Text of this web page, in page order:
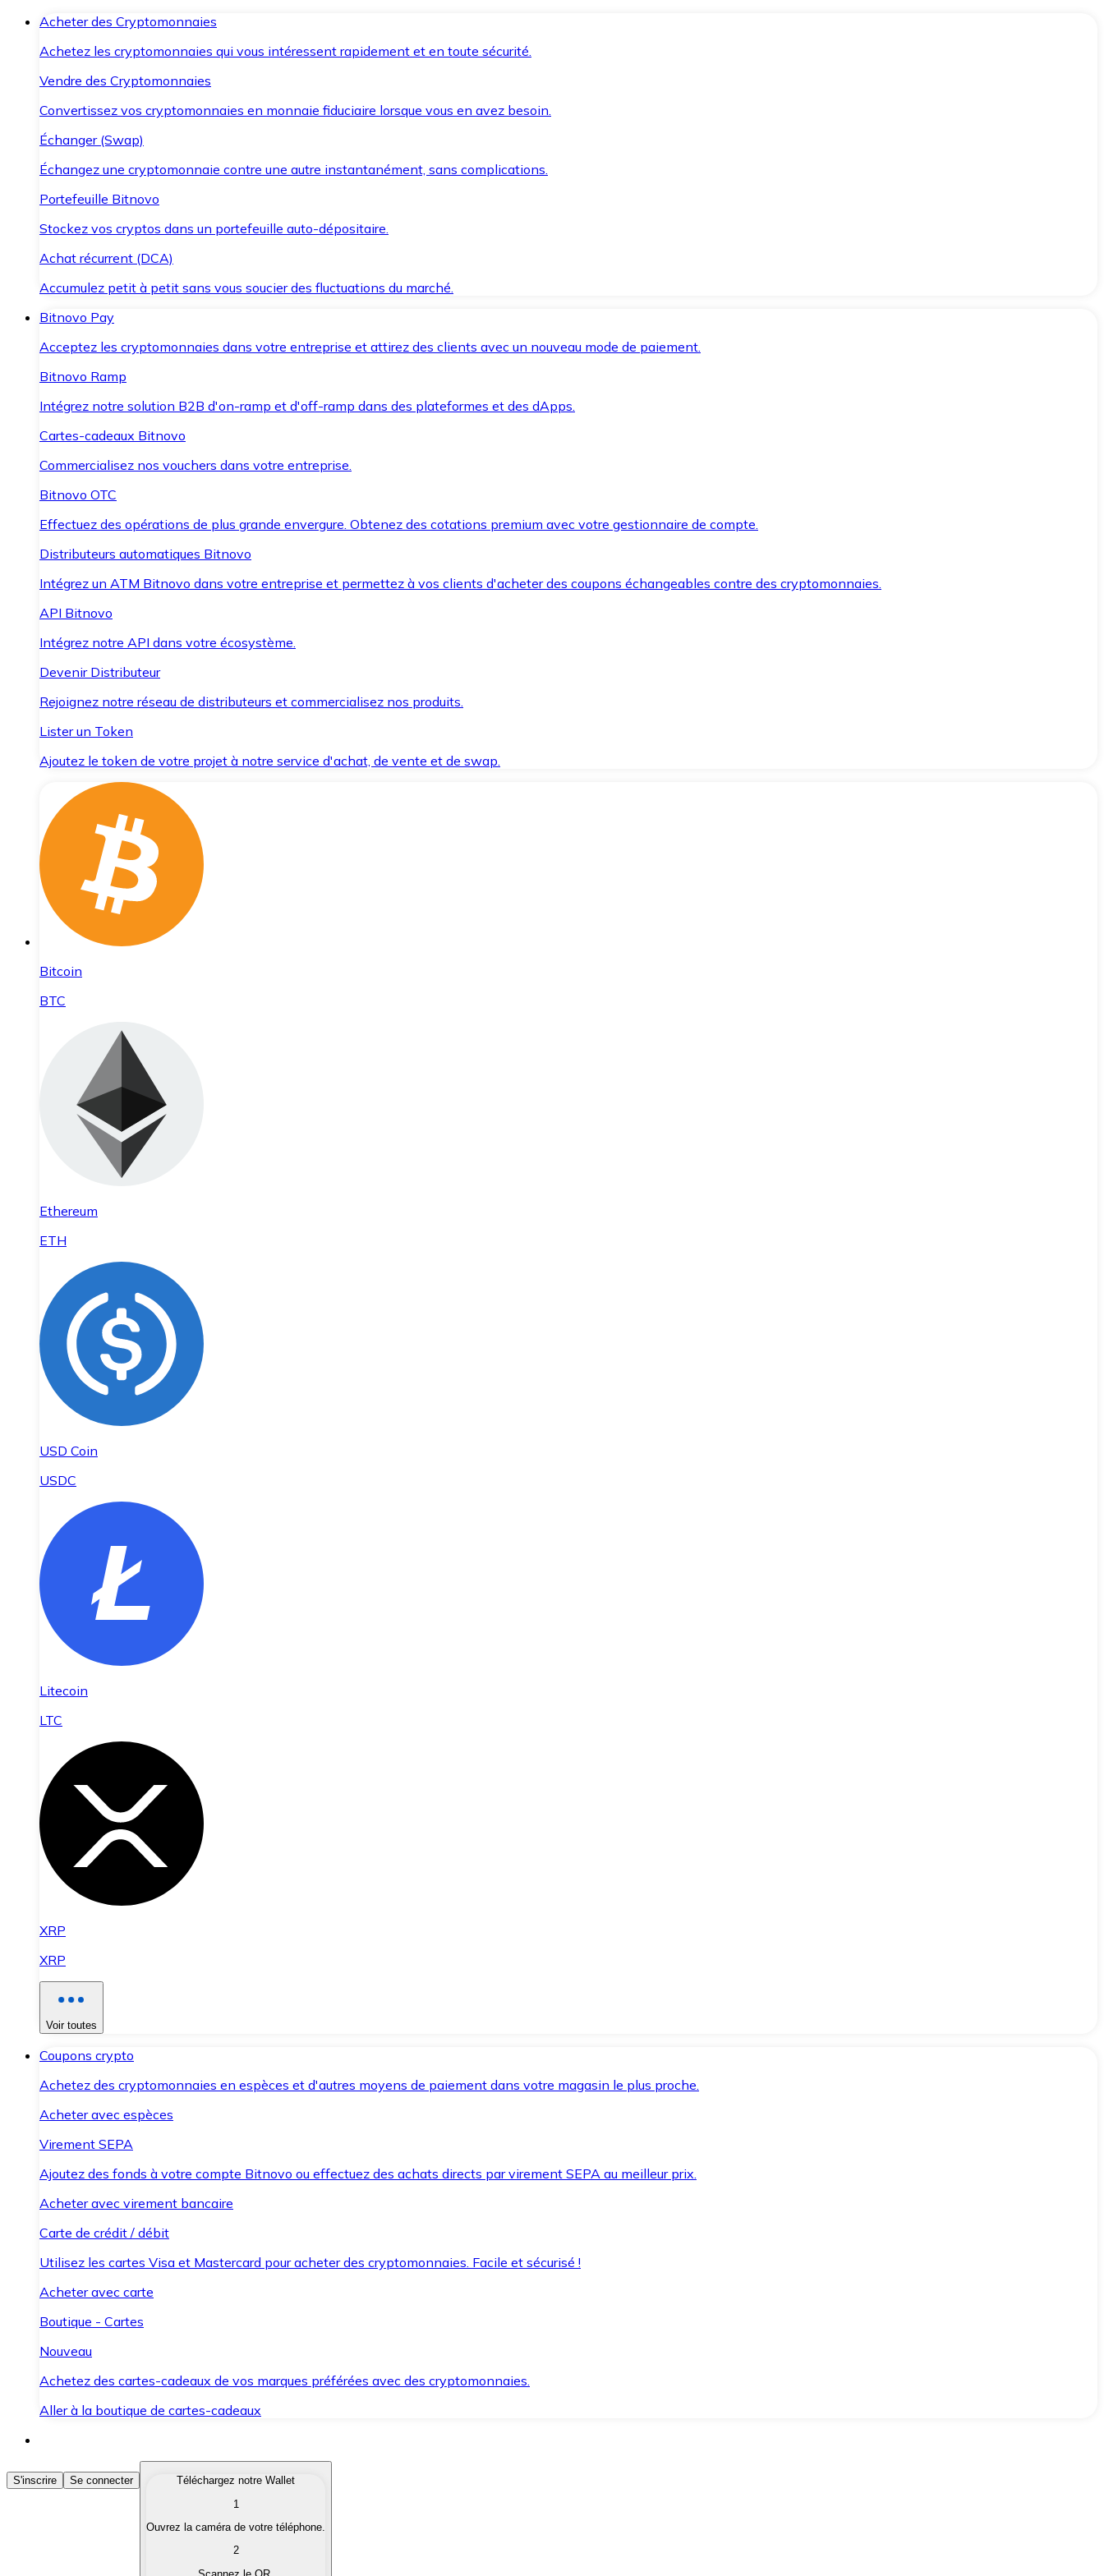
Acheter des Cryptomonnaies
Achetez les cryptomonnaies qui vous intéressent rapidement et en toute sécurité.
Vendre des Cryptomonnaies
Convertissez vos cryptomonnaies en monnaie fiduciaire lorsque vous en avez besoin.
Échanger (Swap)
Échangez une cryptomonnaie contre une autre instantanément, sans complications.
Portefeuille Bitnovo
Stockez vos cryptos dans un portefeuille auto-dépositaire.
Achat récurrent (DCA)
Accumulez petit à petit sans vous soucier des fluctuations du marché.
Bitnovo Pay
Acceptez les cryptomonnaies dans votre entreprise et attirez des clients avec un nouveau mode de paiement.
Bitnovo Ramp
Intégrez notre solution B2B d'on-ramp et d'off-ramp dans des plateformes et des dApps.
Cartes-cadeaux Bitnovo
Commercialisez nos vouchers dans votre entreprise.
Bitnovo OTC
Effectuez des opérations de plus grande envergure. Obtenez des cotations premium avec votre gestionnaire de compte.
Distributeurs automatiques Bitnovo
Intégrez un ATM Bitnovo dans votre entreprise et permettez à vos clients d'acheter des coupons échangeables contre des cryptomonnaies.
API Bitnovo
Intégrez notre API dans votre écosystème.
Devenir Distributeur
Rejoignez notre réseau de distributeurs et commercialisez nos produits.
Lister un Token
Ajoutez le token de votre projet à notre service d'achat, de vente et de swap.
Bitcoin
BTC
Ethereum
ETH
USD Coin
USDC
Litecoin
LTC
XRP
XRP
Voir toutes
Coupons crypto
Achetez des cryptomonnaies en espèces et d'autres moyens de paiement dans votre magasin le plus proche.
Acheter avec espèces
Virement SEPA
Ajoutez des fonds à votre compte Bitnovo ou effectuez des achats directs par virement SEPA au meilleur prix.
Acheter avec virement bancaire
Carte de crédit / débit
Utilisez les cartes Visa et Mastercard pour acheter des cryptomonnaies. Facile et sécurisé !
Acheter avec carte
Boutique - Cartes
Nouveau
Achetez des cartes-cadeaux de vos marques préférées avec des cryptomonnaies.
Aller à la boutique de cartes-cadeaux
Acheter des Cryptomonnaies
Achetez les cryptomonnaies qui vous intéressent rapidement et en toute sécurité.
Convertissez vos cryptomonnaies en monnaie fiduciaire lorsque vous en avez besoin.
S'inscrire Se connecter
Téléchargez notre Wallet
1
Ouvrez la caméra de votre téléphone.
2